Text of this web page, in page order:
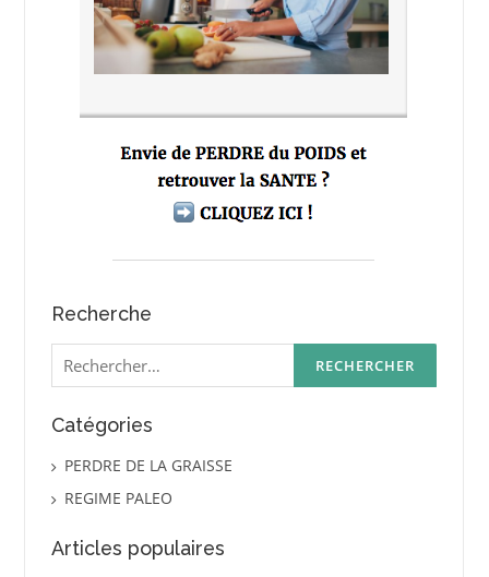
Recherche
Rechercher :
Catégories
PERDRE DE LA GRAISSE
REGIME PALEO
Articles populaires